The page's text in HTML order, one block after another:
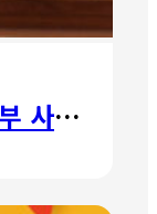
사랑부 사랑주일